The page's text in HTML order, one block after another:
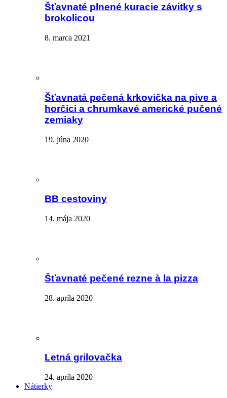
Šťavnaté plnené kuracie závitky s
brokolicou
8. marca 2021
Šťavnatá pečená krkovička na pive a
horčici a chrumkavé americké pučené
zemiaky
19. júna 2020
BB cestoviny
14. mája 2020
Šťavnaté pečené rezne à la pizza
28. apríla 2020
Letná grilovačka
24. apríla 2020
Nátierky